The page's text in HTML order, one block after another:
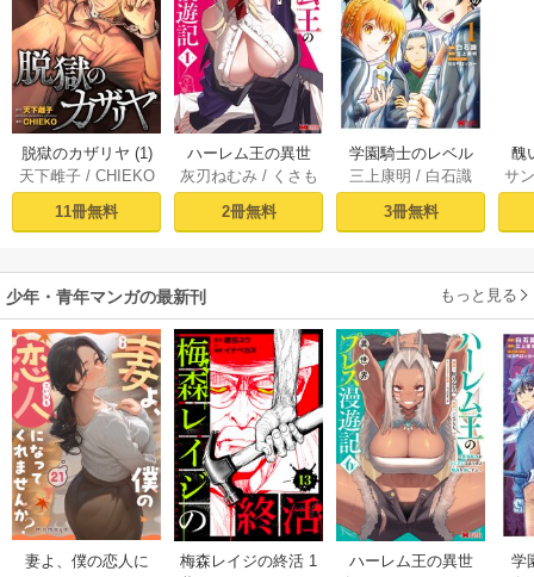
脱獄のカザリヤ (1)
天下雌子/ CHIEKO
11冊無料
ハーレム王の異世
界プレス漫遊記 ～
最強無双のおじさ
んはあらゆる種族
ミック） 1巻
灰刃ねむみ / くさも
ち
2冊無料
学園騎士のレベル
アップ！レベル100
0超えの転生者、落
ちこぼれクラスに
（コミック） ： 1
三上康明 / 白石識
3冊無料
醜
同
サ
少年・青年マンガの最新刊 もっと見る
妻よ、僕の恋人に
梅森レイジの終活 1
ハーレム王の異世
学